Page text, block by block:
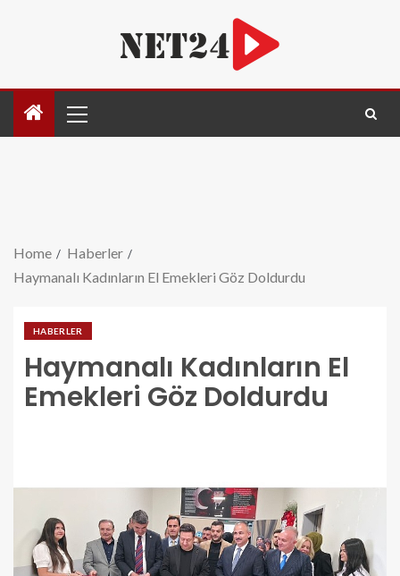
Home
Haberler
Haymanalı Kadınların El Emekleri Göz Doldurdu
HABERLER
Haymanalı Kadınların El
Emekleri Göz Doldurdu